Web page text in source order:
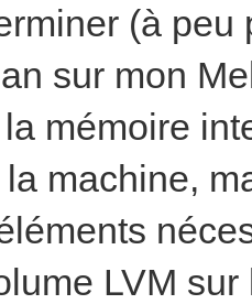
(à
sur mon
mémoire
machine,
LVM